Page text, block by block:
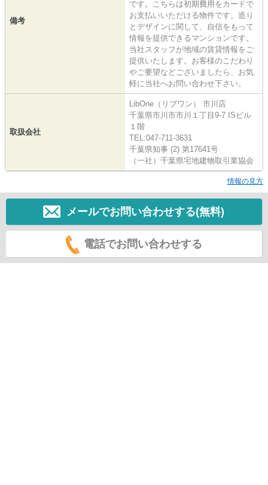
備考
です。こちらは初期費用をカードで
お支払いいただける物件です。造り
とデザインに関して、自信をもって
情報を提供できるマンションです。
当社スタッフが地域の賃貸情報をご
提供いたします。お客様のこだわり
やご要望などございましたら、お気
軽に当社へお問い合わせ下さい。
取扱会社
LibOne（リブワン） 市川店
千葉県市川市市川１丁目9-7 ISビル
１階
TEL:047-711-3631
千葉県知事 (2) 第17641号
（一社）千葉県宅地建物取引業協会
情報の見方
メールでお問い合わせする(無料)
電話でお問い合わせする